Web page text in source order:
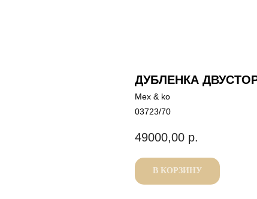
ДУБЛЕНКА
Mex & ko
03723/70
49000,00 р.
В КОРЗИНУ